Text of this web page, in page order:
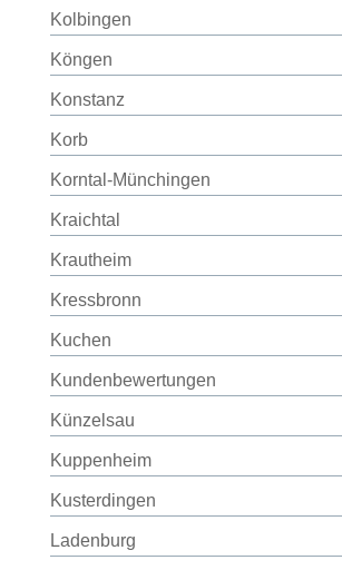
Kolbingen
Köngen
Konstanz
Korb
Korntal-Münchingen
Kraichtal
Krautheim
Kressbronn
Kuchen
Kundenbewertungen
Künzelsau
Kuppenheim
Kusterdingen
Ladenburg